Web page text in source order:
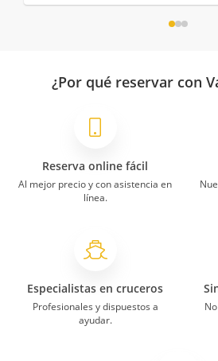
¿Por qué reservar con
Reserva online fácil
Al mejor precio y con asistencia en
línea.
Especialistas en cruceros
Profesionales y dispuestos a
ayudar.